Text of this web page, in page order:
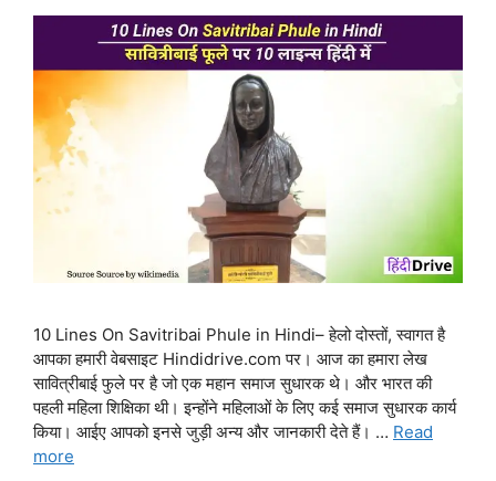
10 Lines On Savitribai Phule in Hindi– हेलो दोस्तों, स्वागत है
आपका हमारी वेबसाइट Hindidrive.com पर। आज का हमारा लेख
सावित्रीबाई फुले पर है जो एक महान समाज सुधारक थे। और भारत की
पहली महिला शिक्षिका थी। इन्होंने महिलाओं के लिए कई समाज सुधारक कार्य
किया। आईए आपको इनसे जुड़ी अन्य और जानकारी देते हैं। … Read
more